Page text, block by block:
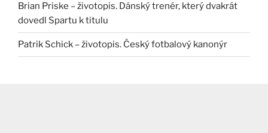
Brian Priske – životopis. Dánský trenér, který dvakrát
dovedl Spartu k titulu
Patrik Schick – životopis. Český fotbalový kanonýr